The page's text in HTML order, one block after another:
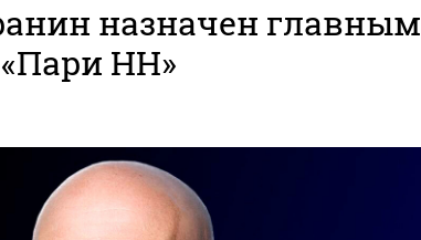
назначен главным
НН»